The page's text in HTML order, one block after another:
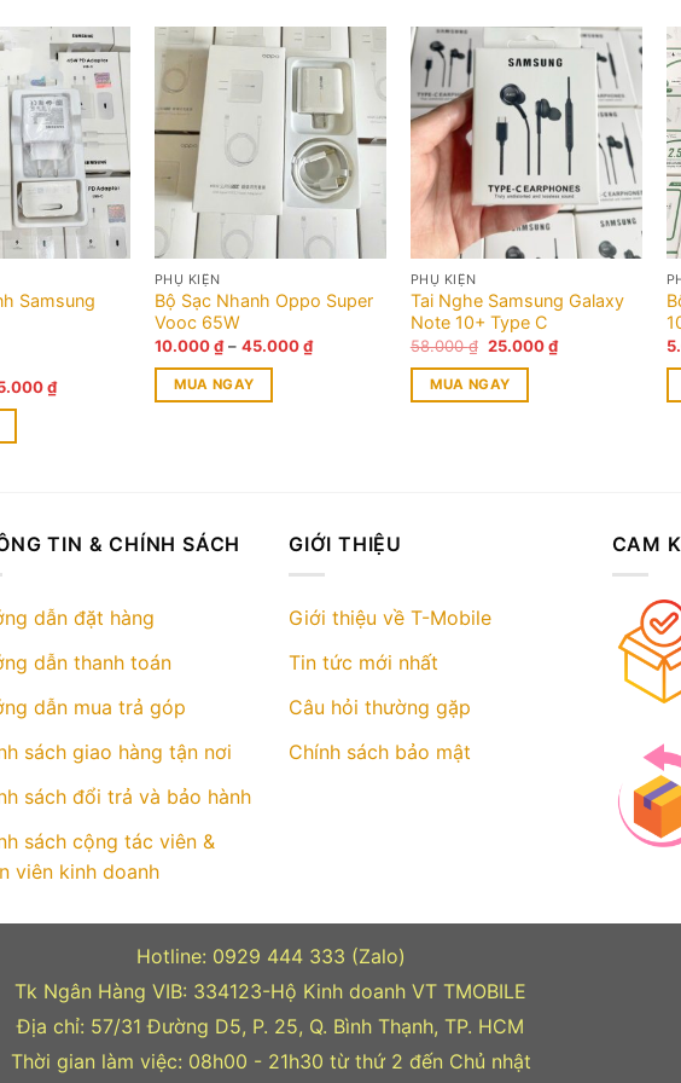
Samsung
₫Khoảng
giá:
PHỤ KIỆN
Bộ Sạc Nhanh Oppo Super
Vooc 65W
10.000₫ – 45.000₫Khoảng
giá:
MUA NGAY
biến
Các
chọn
thể
được
trên
trang
PHỤ KIỆN
Tai Nghe Samsung Galaxy
Note 10+ Type C
58.000₫ Giá
là:
58.000 ₫.
25.000₫Giá
hiện
MUA NGAY
TIN & CHÍNH SÁCH
dẫn đặt hàng
dẫn thanh toán
dẫn mua trả góp
sách giao hàng tận nơi
sách đổi trả và bảo hành
sách cộng tác viên &
viên kinh doanh
GIỚI THIỆU
Giới thiệu về T-Mobile
Tin tức mới nhất
Câu hỏi thường gặp
Chính sách bảo mật
CAM
Hotline: 0929 444 333 (Zalo)
Tk Ngân Hàng VIB: 334123-Hộ Kinh doanh VT TMOBILE
Địa chỉ: 57/31 Đường D5, P. 25, Q. Bình Thạnh, TP. HCM
Thời gian làm việc: 08h00 - 21h30 từ thứ 2 đến Chủ nhật